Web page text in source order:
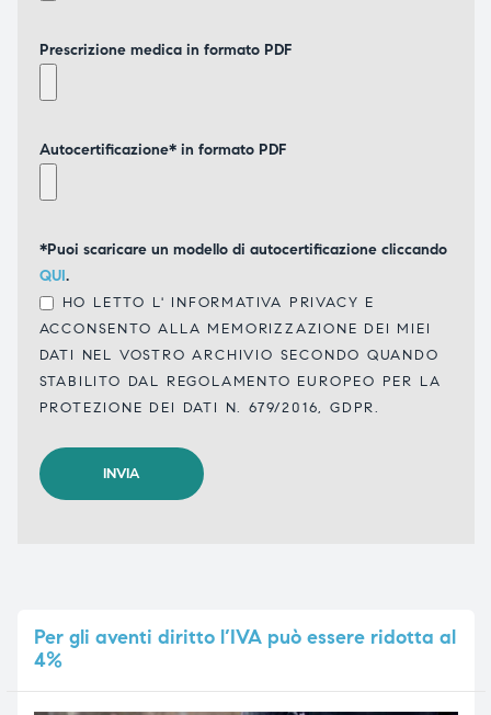
Prescrizione medica in formato PDF
Autocertificazione* in formato PDF
*Puoi scaricare un modello di autocertificazione cliccando
QUI.
HO LETTO L' INFORMATIVA PRIVACY E
ACCONSENTO ALLA MEMORIZZAZIONE DEI MIEI
DATI NEL VOSTRO ARCHIVIO SECONDO QUANDO
STABILITO DAL REGOLAMENTO EUROPEO PER LA
PROTEZIONE DEI DATI N. 679/2016, GDPR.
Pergli aventi diritto l’IVA può essere ridotta al
4%